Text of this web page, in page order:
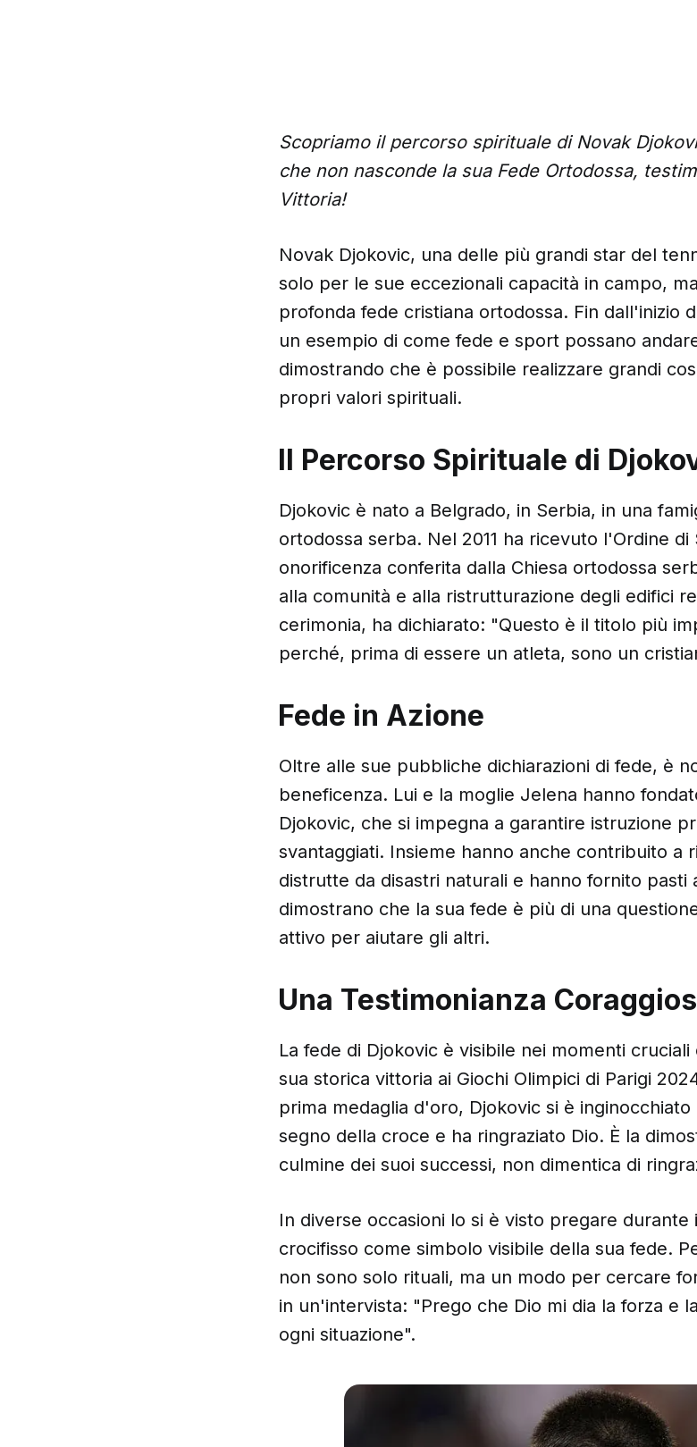
Scopriamo il percorso spirituale di Novak
che non nasconde la sua Fede Ortodossa,
Vittoria!
Novak Djokovic, una delle più grandi star del
solo per le sue eccezionali capacità in campo,
profonda fede cristiana ortodossa. Fin dall'inizio
un esempio di come fede e sport possano
dimostrando che è possibile realizzare grandi
propri valori spirituali.
Il Percorso Spirituale di
Djokovic è nato a Belgrado, in Serbia, in una
ortodossa serba. Nel 2011 ha ricevuto l'Ordine di
onorificenza conferita dalla Chiesa ortodossa
alla comunità e alla ristrutturazione degli edifici
cerimonia, ha dichiarato: "Questo è il titolo più
perché, prima di essere un atleta, sono un
Fede in Azione
Oltre alle sue pubbliche dichiarazioni di fede, è
beneficenza. Lui e la moglie Jelena hanno
Djokovic, che si impegna a garantire istruzione
svantaggiati. Insieme hanno anche contribuito a
distrutte da disastri naturali e hanno fornito pasti
dimostrano che la sua fede è più di una
attivo per aiutare gli altri.
Una Testimonianza
La fede di Djokovic è visibile nei momenti
sua storica vittoria ai Giochi Olimpici di Parigi
prima medaglia d'oro, Djokovic si è
segno della croce e ha ringraziato Dio. È la
culmine dei suoi successi, non dimentica di
In diverse occasioni lo si è visto pregare durante
crocifisso come simbolo visibile della sua fede.
non sono solo rituali, ma un modo per cercare
in un'intervista: "Prego che Dio mi dia la forza e
ogni situazione".